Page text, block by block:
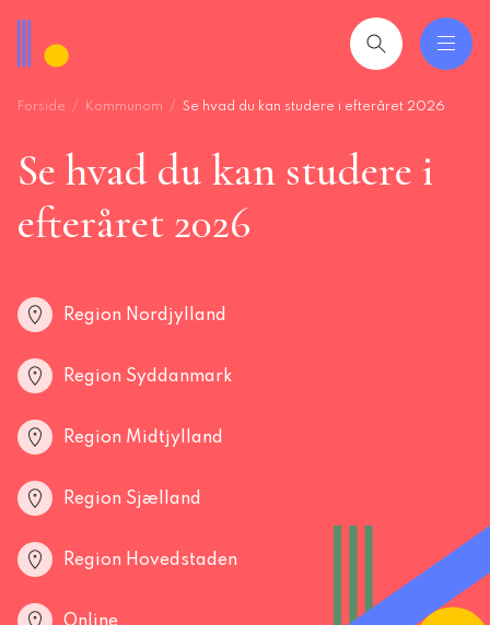
hovedindhold
Forside Kommunom Se hvad du kan studere i efteråret 2026
Se hvad du kan studere i
efteråret 2026
Region Nordjylland
Region Syddanmark
Region Midtjylland
Region Sjælland
Region Hovedstaden
Online
artikler
Formidler- og